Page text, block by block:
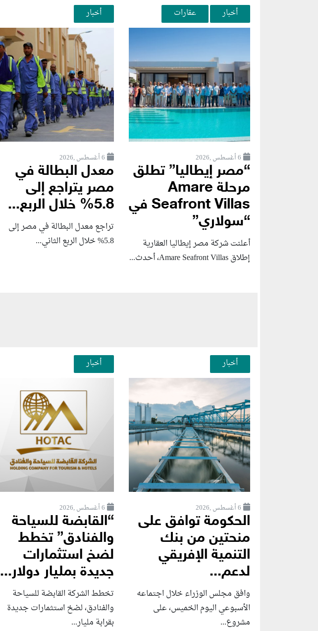
أخبار
عقارات
6 أغسطس ,2026
“مصر إيطاليا” تطلق
مرحلة Amare
Seafront Villas في
“سولاري”
أعلنت شركة مصر إيطاليا العقارية
إطلاق Amare Seafront Villas، أحدث...
أخبار
6 أغسطس ,2026
معدل البطالة في
مصر يتراجع إلى
5.8% خلال الربع...
تراجع معدل البطالة في مصر إلى
5.8% خلال الربع الثاني...
أخبار
6 أغسطس ,2026
الحكومة توافق على
منحتين من بنك
التنمية الإفريقي
لدعم...
وافق مجلس الوزراء خلال اجتماعه
الأسبوعي اليوم الخميس، على
مشروع...
أخبار
6 أغسطس ,2026
“القابضة للسياحة
والفنادق” تخطط
لضخ استثمارات
جديدة بمليار دولار...
تخطط الشركة القابضة للسياحة
والفنادق، لضخ استثمارات جديدة
بقرابة مليار...